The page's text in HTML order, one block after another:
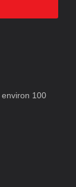
environ 100